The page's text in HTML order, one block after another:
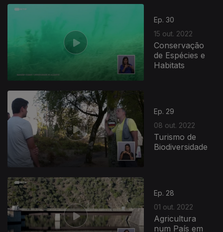
Ep. 30
15 out. 2022
Conservação
de Espécies e
Habitats
Ep. 29
08 out. 2022
Turismo de
Biodiversidade
Ep. 28
01 out. 2022
Agricultura
num País em
644060